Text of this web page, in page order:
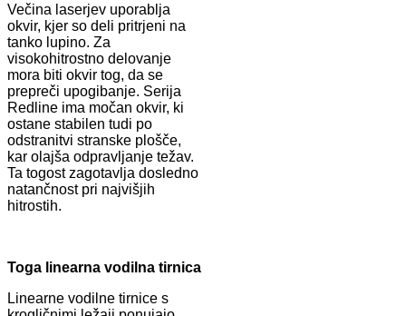
Večina laserjev uporablja
okvir, kjer so deli pritrjeni na
tanko lupino. Za
visokohitrostno delovanje
mora biti okvir tog, da se
prepreči upogibanje. Serija
Redline ima močan okvir, ki
ostane stabilen tudi po
odstranitvi stranske plošče,
kar olajša odpravljanje težav.
Ta togost zagotavlja dosledno
natančnost pri najvišjih
hitrostih.
Toga linearna vodilna tirnica
Linearne vodilne tirnice s